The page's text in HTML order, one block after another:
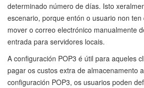
determinado número de días. Isto
escenario, porque entón o usuario non
mover o correo electrónico manualmente
entrada para servidores locais.
A configuración POP3 é útil para aqueles
pagar os custos extra de almacenamento
configuración POP3, os usuarios poden